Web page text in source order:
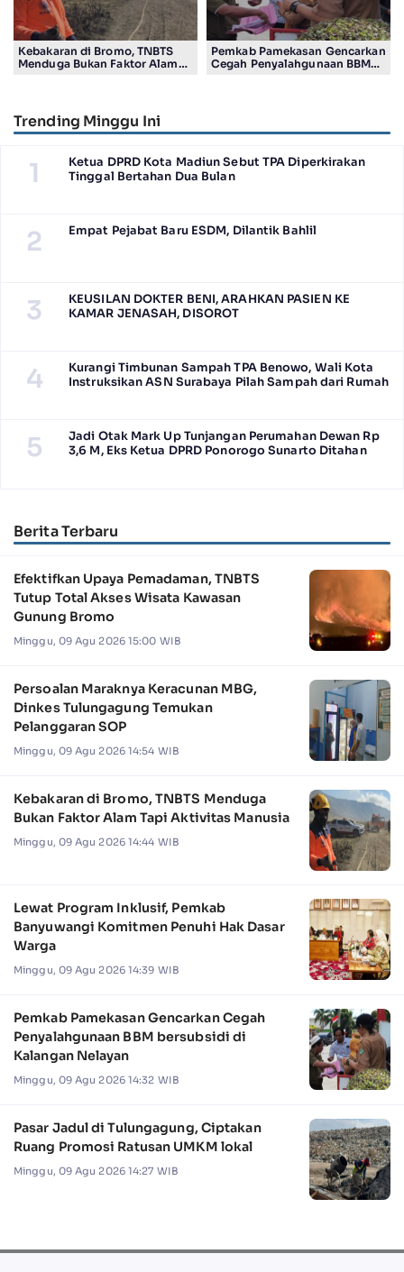
Kebakaran di Bromo, TNBTS
Menduga Bukan Faktor Alam
Pemkab Pamekasan Gencarkan
Cegah Penyalahgunaan BBM
Trending Minggu Ini
1
Ketua DPRD Kota Madiun Sebut TPA Diperkirakan
Tinggal Bertahan Dua Bulan
2 Empat Pejabat Baru ESDM, Dilantik Bahlil
3
KEUSILAN DOKTER BENI, ARAHKAN PASIEN KE
KAMAR JENASAH, DISOROT
4
Kurangi Timbunan Sampah TPA Benowo, Wali Kota
Instruksikan ASN Surabaya Pilah Sampah dari Rumah
5
Jadi Otak Mark Up Tunjangan Perumahan Dewan Rp
3,6 M, Eks Ketua DPRD Ponorogo Sunarto Ditahan
Berita Terbaru
Efektifkan Upaya Pemadaman, TNBTS
Tutup Total Akses Wisata Kawasan
Gunung Bromo
Minggu, 09 Agu 2026 15:00 WIB
Persoalan Maraknya Keracunan MBG,
Dinkes Tulungagung Temukan
Pelanggaran SOP
Minggu, 09 Agu 2026 14:54 WIB
Kebakaran di Bromo, TNBTS Menduga
Bukan Faktor Alam Tapi Aktivitas Manusia
Minggu, 09 Agu 2026 14:44 WIB
Lewat Program Inklusif, Pemkab
Banyuwangi Komitmen Penuhi Hak Dasar
Warga
Minggu, 09 Agu 2026 14:39 WIB
Pemkab Pamekasan Gencarkan Cegah
Penyalahgunaan BBM bersubsidi di
Kalangan Nelayan
Minggu, 09 Agu 2026 14:32 WIB
Pasar Jadul di Tulungagung, Ciptakan
Ruang Promosi Ratusan UMKM lokal
Minggu, 09 Agu 2026 14:27 WIB